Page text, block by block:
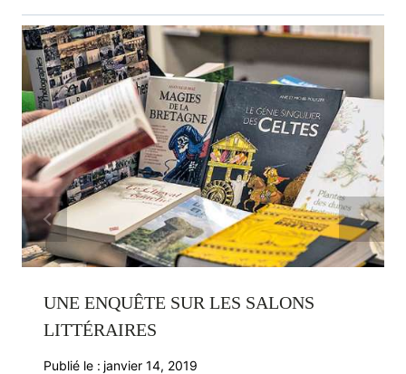
UNE ENQUÊTE SUR LES SALONS
LITTÉRAIRES
Publié le : janvier 14, 2019